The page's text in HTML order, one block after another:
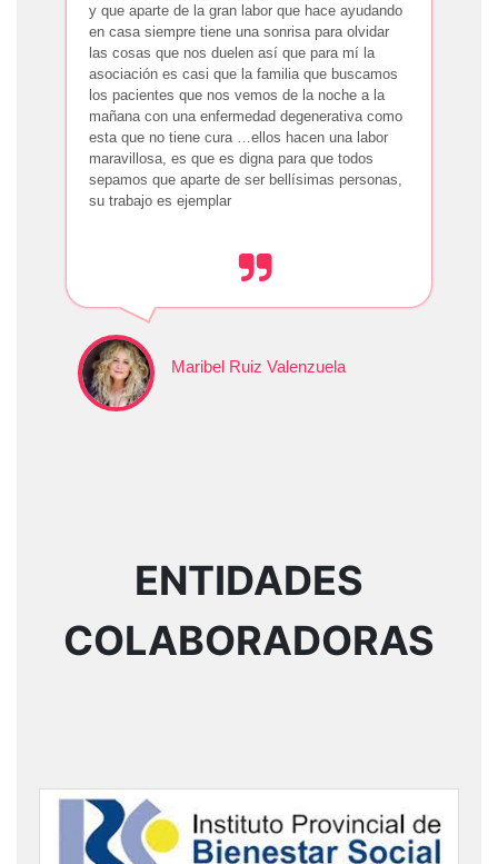
y que aparte de la gran labor que hace ayudando
en casa siempre tiene una sonrisa para olvidar
las cosas que nos duelen así que para mí la
asociación es casi que la familia que buscamos
los pacientes que nos vemos de la noche a la
mañana con una enfermedad degenerativa como
esta que no tiene cura …ellos hacen una labor
maravillosa, es que es digna para que todos
sepamos que aparte de ser bellísimas personas,
su trabajo es ejemplar
Maribel Ruiz Valenzuela
ENTIDADES
COLABORADORAS